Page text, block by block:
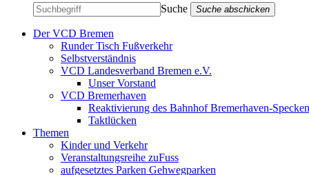
Suche
Suche abschicken
Der VCD Bremen
Runder Tisch Fußverkehr
Selbstverständnis
VCD Landesverband Bremen e.V.
Unser Vorstand
VCD Bremerhaven
Reaktivierung des Bahnhof Bremerhaven-
Taktlücken
Themen
Kinder und Verkehr
Veranstaltungsreihe zuFuss
aufgesetztes Parken Gehwegparken